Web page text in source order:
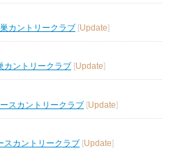
カントリークラブ [Update]
カントリークラブ
Update
スカントリークラブ [Update]
スカントリークラブ
Update